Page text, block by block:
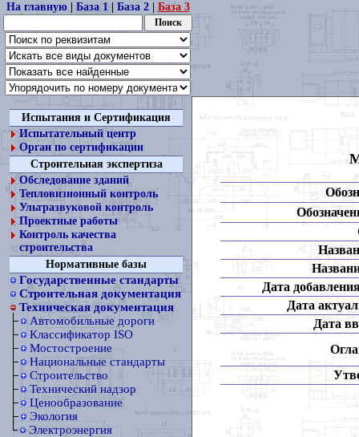
На главную| База 1| База 2| База 3
Испытания и Сертификация
Испытательный центр
Орган по сертификации
Строительная экспертиза
Обследование зданий
Тепловизионный контроль
Ультразвуковой контроль
Проектные работы
Контроль качества
строительства
Нормативные базы
Государственные стандарты
Строительная документация
Техническая документация
Автомобильные дороги
Классификатор ISO
Мостостроение
Национальные стандарты
Строительство
Технический надзор
Ценообразование
Экология
Электроэнергия
Дата
Дата
Дата